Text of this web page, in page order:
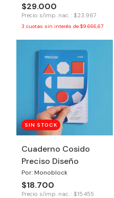
$29.000
Precio s/imp. nac. : $23.967
3 cuotas sin interés de $9.666,67
SIN STOCK
Cuaderno Cosido
Preciso Diseño
Por: Monoblock
$18.700
Precio s/imp. nac. : $15.455